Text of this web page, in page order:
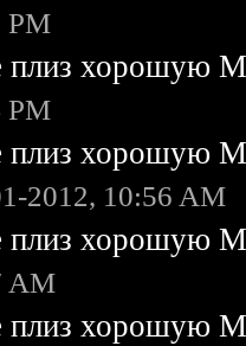
PM
плиз хорошую
PM
плиз хорошую
2012, 10:56 AM
плиз хорошую
AM
плиз хорошую